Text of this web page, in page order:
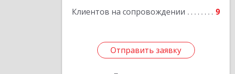
Клиентов на сопровождении 9
Отправить заявку
Отправить заявку